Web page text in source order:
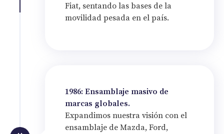
Fiat, sentando las bases de la
movilidad pesada en el país.
1986: Ensamblaje masivo de
marcas globales.
Expandimos nuestra visión con el
ensamblaje de Mazda, Ford,